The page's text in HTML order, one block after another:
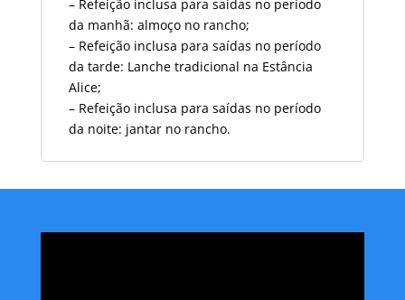
– Refeição inclusa para saídas no período
da manhã: almoço no rancho;
– Refeição inclusa para saídas no período
da tarde: Lanche tradicional na Estância
Alice;
– Refeição inclusa para saídas no período
da noite: jantar no rancho.